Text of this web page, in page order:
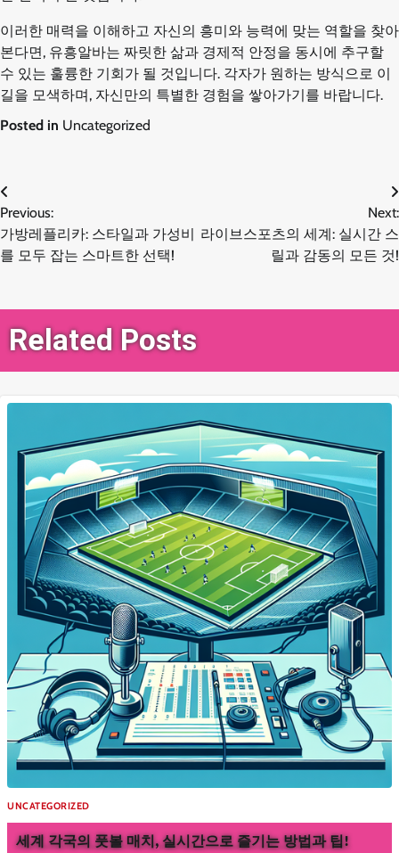
이러한 매력을 이해하고 자신의 흥미와 능력에 맞는 역할을 찾아
본다면, 유흥알바는 짜릿한 삶과 경제적 안정을 동시에 추구할
수 있는 훌륭한 기회가 될 것입니다. 각자가 원하는 방식으로 이
길을 모색하며, 자신만의 특별한 경험을 쌓아가기를 바랍니다.
Posted in Uncategorized
글
탐
Previous:
가방레플리카: 스타일과 가성비
를 모두 잡는 스마트한 선택!
Next:
라이브스포츠의 세계: 실시간 스
릴과 감동의 모든 것!
Related Posts
UNCATEGORIZED
세계 각국의 풋볼 매치, 실시간으로 즐기는 방법과 팁!